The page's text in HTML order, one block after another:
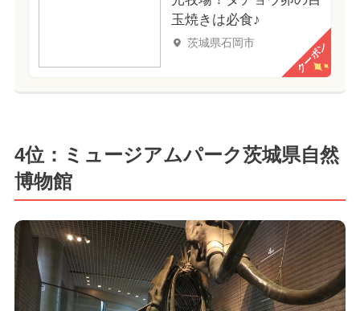
玉焼きは必食♪
茨城県石岡市 クーポン
4位：ミュージアムパーク茨城県自然
博物館